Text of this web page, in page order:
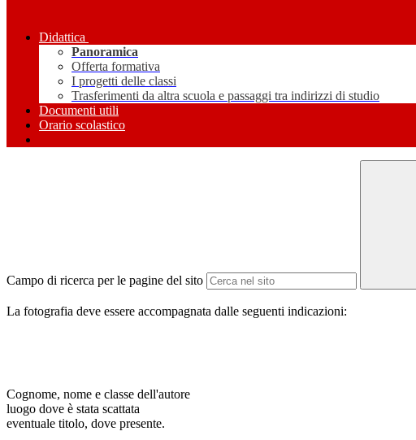
Didattica
Panoramica
Offerta formativa
I progetti delle classi
Trasferimenti da altra scuola e passaggi tra indirizzi di studio
Documenti utili
Orario scolastico
Campo di ricerca per le pagine del sito
La fotografia deve essere accompagnata dalle seguenti indicazioni:
Cognome, nome e classe dell'autore
luogo dove è stata scattata
eventuale titolo, dove presente.